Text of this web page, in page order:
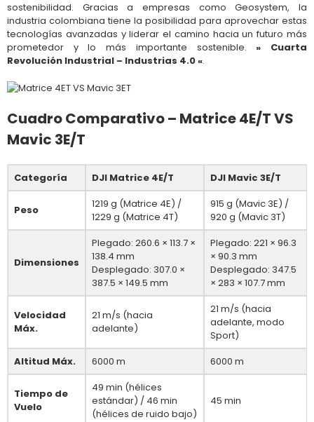
sostenibilidad. Gracias a empresas como Geosystem, la
industria colombiana tiene la posibilidad para aprovechar estas
tecnologías avanzadas y liderar el camino hacia un futuro más
prometedor y lo más importante sostenible. » Cuarta
Revolución Industrial – Industrias 4.0 «.
Cuadro Comparativo – Matrice 4E/T VS
Mavic 3E/T
Categoría DJI Matrice 4E/T DJI Mavic 3E/T
Peso
1219 g (Matrice 4E) /
1229 g (Matrice 4T)
915 g (Mavic 3E) /
920 g (Mavic 3T)
Dimensiones
Plegado: 260.6 × 113.7 ×
138.4 mm
Desplegado: 307.0 ×
387.5 × 149.5 mm
Plegado: 221 × 96.3
× 90.3 mm
Desplegado: 347.5
× 283 × 107.7 mm
Velocidad
Máx.
21 m/s (hacia
adelante)
21 m/s (hacia
adelante, modo
Sport)
Altitud Máx.
6000 m 6000 m
Tiempo de
Vuelo
49 min (hélices
estándar) / 46 min
(hélices de ruido bajo)
45 min